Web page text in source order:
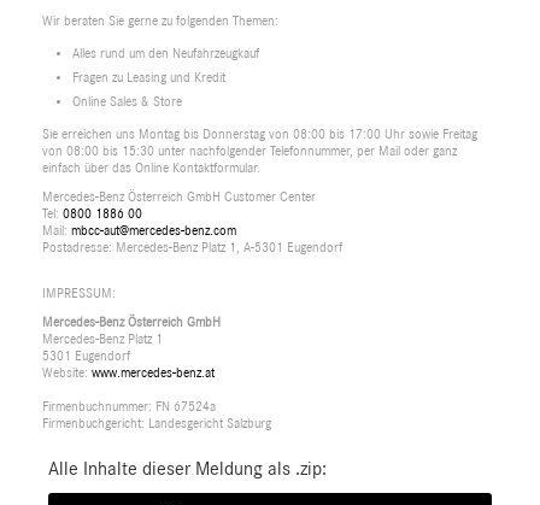
Wir beraten Sie gerne zu folgenden Themen:
Alles rund um den Neufahrzeugkauf
Fragen zu Leasing und Kredit
Online Sales & Store
Sie erreichen uns Montag bis Donnerstag von 08:00 bis 17:00 Uhr sowie Freitag
von 08:00 bis 15:30 unter nachfolgender Telefonnummer, per Mail oder ganz
einfach über das Online Kontaktformular.
Mercedes-Benz Österreich GmbH Customer Center
Tel: 0800 1886 00
Mail: mbcc-aut@mercedes-benz.com
Postadresse: Mercedes-Benz Platz 1, A-5301 Eugendorf
IMPRESSUM:
Mercedes-Benz Österreich GmbH
Mercedes-Benz Platz 1
5301 Eugendorf
Website: www.mercedes-benz.at
Firmenbuchnummer: FN 67524a
Firmenbuchgericht: Landesgericht Salzburg
Alle Inhalte dieser Meldung als .zip: